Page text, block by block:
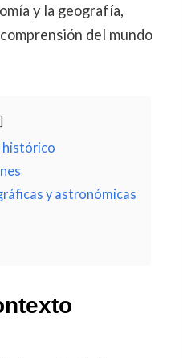
y la geografía,
del mundo
histórico
y astronómicas